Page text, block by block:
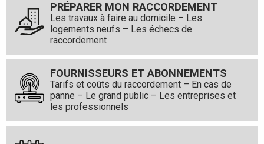
PRÉPARER MON RACCORDEMENT
Les travaux à faire au domicile – Les
logements neufs – Les échecs de
raccordement
FOURNISSEURS ET ABONNEMENTS
Tarifs et coûts du raccordement – En cas de
panne – Le grand public – Les entreprises et
les professionnels